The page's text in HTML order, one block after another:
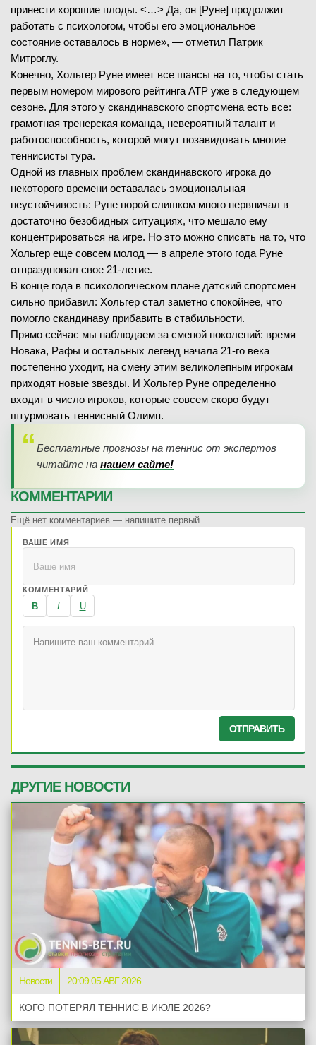
принести хорошие плоды. <…> Да, он [Руне] продолжит
работать с психологом, чтобы его эмоциональное
состояние оставалось в норме», — отметил Патрик
Митроглу.
Конечно, Хольгер Руне имеет все шансы на то, чтобы стать
первым номером мирового рейтинга АТР уже в следующем
сезоне. Для этого у скандинавского спортсмена есть все:
грамотная тренерская команда, невероятный талант и
работоспособность, которой могут позавидовать многие
теннисисты тура.
Одной из главных проблем скандинавского игрока до
некоторого времени оставалась эмоциональная
неустойчивость: Руне порой слишком много нервничал в
достаточно безобидных ситуациях, что мешало ему
концентрироваться на игре. Но это можно списать на то, что
Хольгер еще совсем молод — в апреле этого года Руне
отпраздновал свое 21-летие.
В конце года в психологическом плане датский спортсмен
сильно прибавил: Хольгер стал заметно спокойнее, что
помогло скандинаву прибавить в стабильности.
Прямо сейчас мы наблюдаем за сменой поколений: время
Новака, Рафы и остальных легенд начала 21-го века
постепенно уходит, на смену этим великолепным игрокам
приходят новые звезды. И Хольгер Руне определенно
входит в число игроков, которые совсем скоро будут
штурмовать теннисный Олимп.
Бесплатные прогнозы на теннис от экспертов
читайте на нашем сайте!
КОММЕНТАРИИ
Ещё нет комментариев — напишите первый.
ВАШЕ ИМЯ
КОММЕНТАРИЙ
B I U
ОТПРАВИТЬ
ДРУГИЕ НОВОСТИ
Новости 20:09 05 АВГ 2026
КОГО ПОТЕРЯЛ ТЕННИС В ИЮЛЕ 2026?